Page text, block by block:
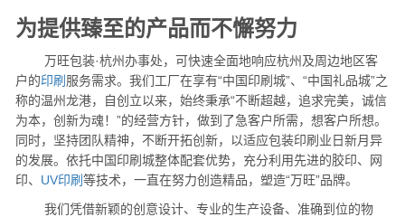
为提供臻至的产品而不懈努力
万旺包装·杭州办事处，可快速全面地响应杭州及周边地区客
户的印刷 服务需求。我们工厂在享有“中国印刷城”、“中国礼品城”之
称的温州龙港，自创立以来，始终秉承“不断超越，追求完美，诚信
为本，创新为魂！”的经营方针，做到了急客户所需，想客户所想。
同时，坚持团队精神，不断开拓创新，以适应包装印刷业日新月异
的发展。依托中国印刷城整体配套优势，充分利用先进的胶印、网
印、 UV印刷 等技术，一直在努力创造精品，塑造“万旺”品牌。
我们凭借新颖的创意设计、专业的生产设备、准确到位的物